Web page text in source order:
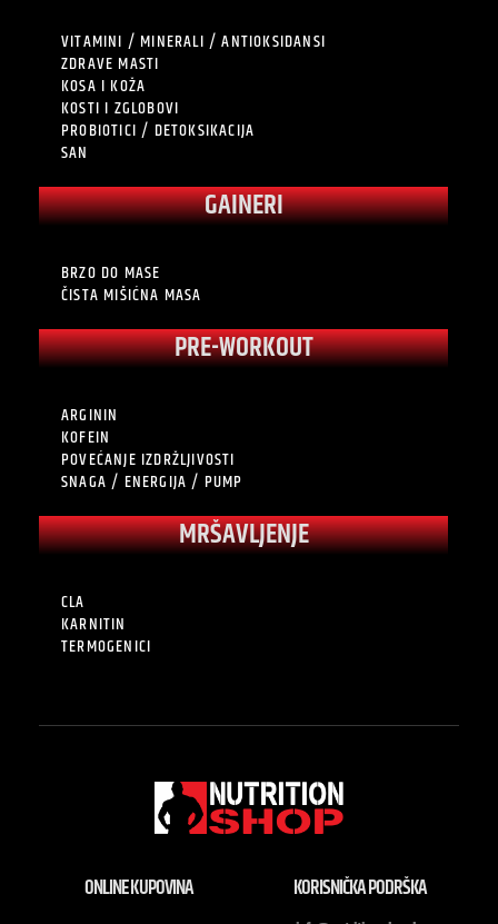
VITAMINI / MINERALI / ANTIOKSIDANSI
ZDRAVE MASTI
KOSA I KOŽA
KOSTI I ZGLOBOVI
PROBIOTICI / DETOKSIKACIJA
SAN
GAINERI
BRZO DO MASE
ČISTA MIŠIĆNA MASA
PRE-WORKOUT
ARGININ
KOFEIN
POVEĆANJE IZDRŽLJIVOSTI
SNAGA / ENERGIJA / PUMP
MRŠAVLJENJE
CLA
KARNITIN
TERMOGENICI
ONLINE KUPOVINA KORISNIČKA PODRŠKA